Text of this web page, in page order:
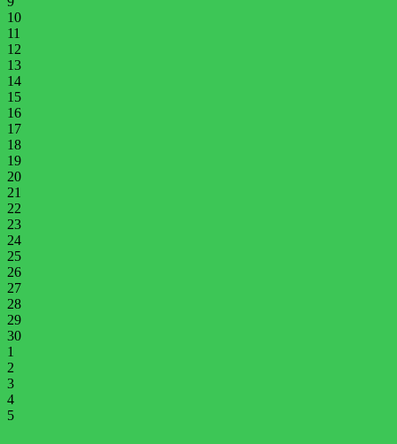
10
11
12
13
14
15
16
17
18
19
20
21
22
23
24
25
26
27
28
29
30
1
2
3
4
5